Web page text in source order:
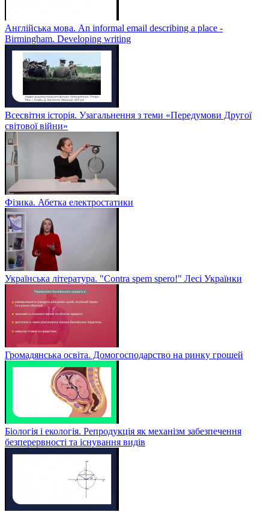
Англійська мова. An informal email describing a place -
Birmingham. Developing writing
Всесвітня історія. Узагальнення з теми «Передумови Другої
світової війни»
Фізика. Абетка електростатики
Українська література. "Contra spem spero!" Лесі Українки
Громадянська освіта. Домогосподарство на ринку грошей
Біологія і екологія. Репродукція як механізм забезпечення
безперервності та існування видів